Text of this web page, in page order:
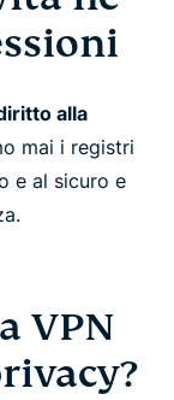
gratuita
alla
mai i registri
e al sicuro e
VPN